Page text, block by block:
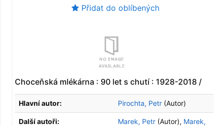
Přidat do oblíbených
Choceňská mlékárna : 90 let s chutí : 1928-2018 /
Hlavní autor: Pirochta, Petr (Autor)
Další autoři: Marek, Petr (Autor), Marek,